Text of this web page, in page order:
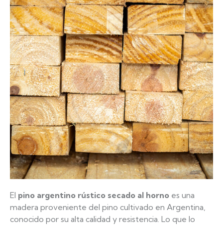
El pino argentino rústico secado al horno es una
madera proveniente del pino cultivado en Argentina,
conocido por su alta calidad y resistencia. Lo que lo